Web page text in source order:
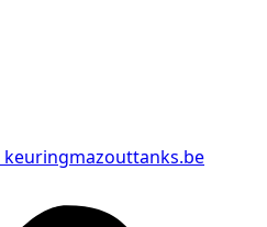
keuringmazouttanks.be